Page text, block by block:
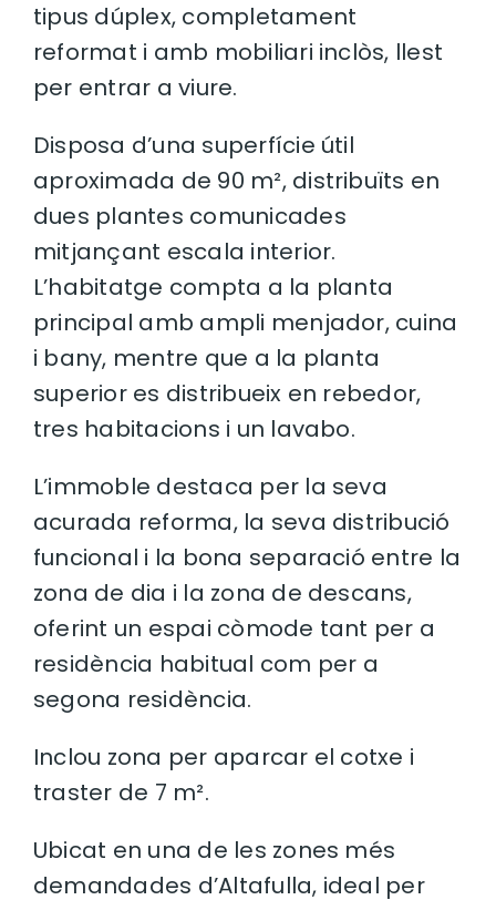
tipus dúplex, completament
reformat i amb mobiliari inclòs, llest
per entrar a viure.
Disposa d’una superfície útil
aproximada de 90 m², distribuïts en
dues plantes comunicades
mitjançant escala interior.
L’habitatge compta a la planta
principal amb ampli menjador, cuina
i bany, mentre que a la planta
superior es distribueix en rebedor,
tres habitacions i un lavabo.
L’immoble destaca per la seva
acurada reforma, la seva distribució
funcional i la bona separació entre la
zona de dia i la zona de descans,
oferint un espai còmode tant per a
residència habitual com per a
segona residència.
Inclou zona per aparcar el cotxe i
traster de 7 m².
Ubicat en una de les zones més
demandades d’Altafulla, ideal per